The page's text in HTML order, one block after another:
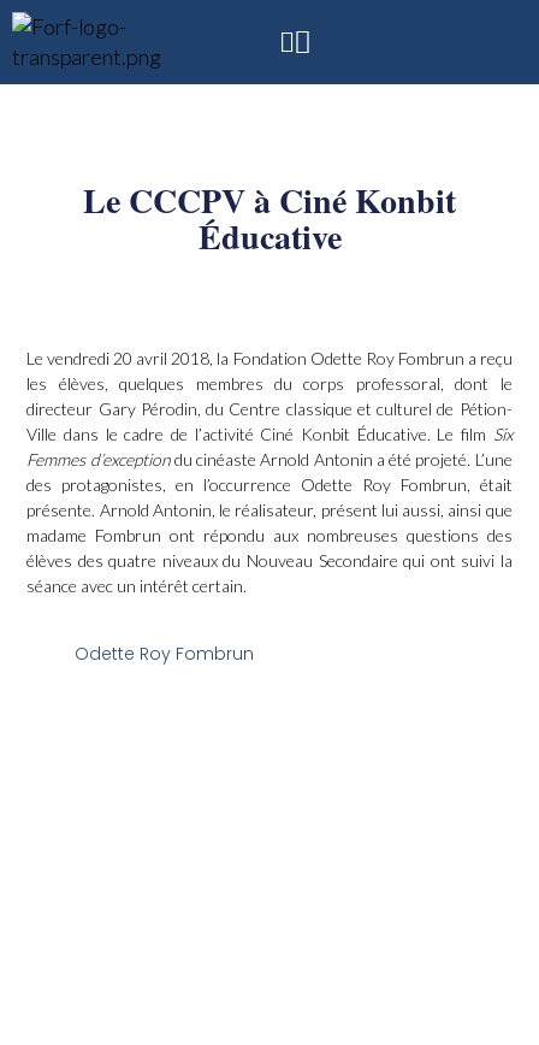
Le CCCPV à Ciné Konbit
Éducative
Le vendredi 20 avril 2018, la Fondation Odette Roy Fombrun a reçu
les élèves, quelques membres du corps professoral, dont le
directeur Gary Pérodin, du Centre classique et culturel de Pétion-
Ville dans le cadre de l’activité Ciné Konbit Éducative. Le film Six
Femmes d’exceptiondu cinéaste Arnold Antonin a été projeté. L’une
des protagonistes, en l’occurrence Odette Roy Fombrun, était
présente. Arnold Antonin, le réalisateur, présent lui aussi, ainsi que
madame Fombrun ont répondu aux nombreuses questions des
élèves des quatre niveaux du Nouveau Secondaire qui ont suivi la
séance avec un intérêt certain.
Odette Roy Fombrun